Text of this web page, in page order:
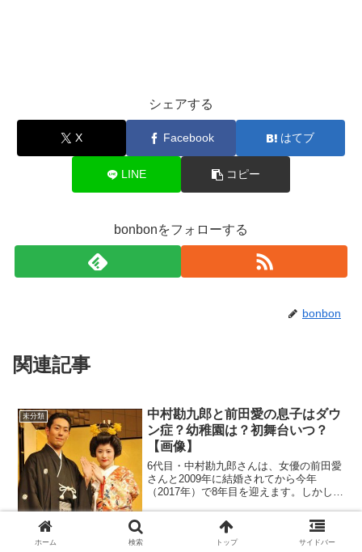
シェアする
X Facebook はてブ
LINE コピー
bonbonをフォローする
bonbon
関連記事
未分類
中村勘九郎と前田愛の息子はダウ
ン症？幼稚園は？初舞台いつ？
【画像】
6代目・中村勘九郎さんは、女優の前田愛
さんと2009年に結婚されてから今年
（2017年）で8年目を迎えます。しかし、
妻である前田愛さんはどのような態度に
出たのか？今回は、勘九郎さんの浮気と
妻の態度。前田愛...
ホーム 検索 トップ サイドバー